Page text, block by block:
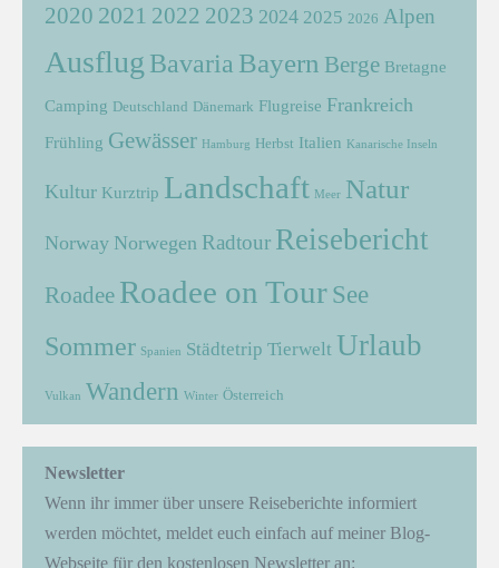
2020 2021 2022 2023 2024 2025 2026 Alpen
Ausflug Bavaria Bayern Berge Bretagne
Camping Deutschland Dänemark Flugreise Frankreich
Frühling Gewässer Hamburg Herbst Italien Kanarische Inseln
Kultur Kurztrip Landschaft Meer Natur
Norway Norwegen Radtour Reisebericht
Roadee Roadee on Tour See
Sommer Spanien Städtetrip Tierwelt Urlaub
Vulkan Wandern Winter Österreich
Newsletter
Wenn ihr immer über unsere Reiseberichte informiert
werden möchtet, meldet euch einfach auf meiner Blog-
Webseite für den kostenlosen Newsletter an: